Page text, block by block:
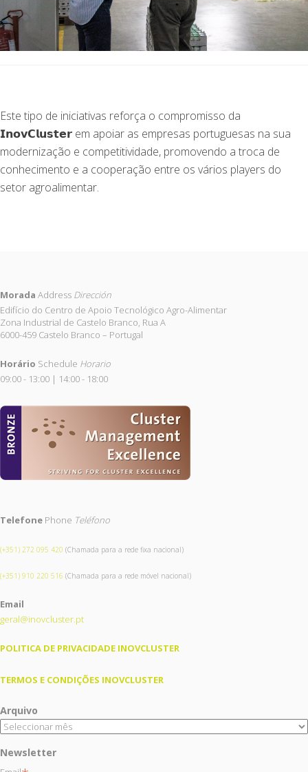
Este tipo de iniciativas reforça o compromisso da
𝗜𝗻𝗼𝘃𝗖𝗹𝘂𝘀𝘁𝗲𝗿 em apoiar as empresas portuguesas na sua
modernização e competitividade, promovendo a troca de
conhecimento e a cooperação entre os vários players do
setor agroalimentar.
Morada Address Dirección
Edifício do Centro de Apoio Tecnológico Agro-Alimentar
Zona Industrial de Castelo Branco, Rua A
6000-459 Castelo Branco – Portugal
Horário Schedule Horario
09:00 - 13:00 | 14:00 - 18:00
Telefone Phone Teléfono
(+351) 272 095 420 (Chamada para a rede fixa nacional)
(+351) 910 220 516 (Chamada para a rede móvel nacional)
Email
geral@inovcluster.pt
POLITICA DE PRIVACIDADE INOVCLUSTER
TERMOS E CONDIÇÕES INOVCLUSTER
Arquivo
Newsletter